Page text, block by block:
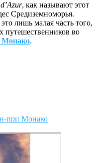
d’Azur, как называют этот
Средиземноморья.
лишь малая часть того,
путешественников во
Монако.
при Монако